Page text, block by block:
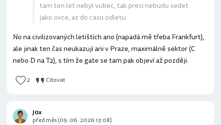
tam ten let nebyl vubec, tak preci nebudu sedet
jako ovce, az do casu odletu.
No na civilizovaných letištích ano (napadá mě třeba Frankfurt),
ale jinak ten čas neukazují ani v Praze, maximálně sektor (C
nebo D na T2), s tím že gate se tam pak objeví až později.
2 Citovat
J0x
před měs (09. 06. 2026 13:08)